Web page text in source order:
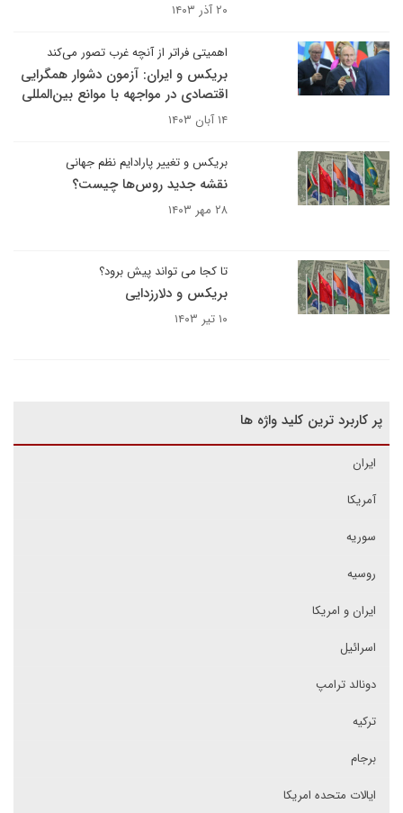
۲۰ آذر ۱۴۰۳
اهمیتی فراتر از آنچه غرب تصور می‌کند
بریکس و ایران: آزمون دشوار همگرایی
اقتصادی در مواجهه با موانع بین‌المللی
۱۴ آبان ۱۴۰۳
بریکس و تغییر پارادایم نظم جهانی
نقشه جدید روس‌ها چیست؟
۲۸ مهر ۱۴۰۳
تا کجا می تواند پیش برود؟
بریکس و دلارزدایی
۱۰ تیر ۱۴۰۳
پر کاربرد ترین کلید واژه ها
ایران
آمریکا
سوریه
روسیه
ایران و امریکا
اسرائیل
دونالد ترامپ
ترکیه
برجام
ایالات متحده امریکا